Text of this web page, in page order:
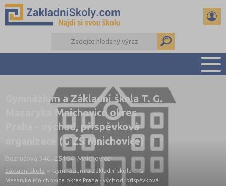
PŘEHLED ŠKOL
PŘIJÍMAČKY NA SŠ
RADY A ČLÁNKY
ČTENÁŘSKÝ DENÍK
DALŠÍ DRUHY ŠKOL
Gymnázium a Základní škola T. G.
Masaryka Mnichovice okres
Praha - východ, příspěvková
organizace (G ZŠ Mnichovice)
Bezručova 346, 25164 Mnichovice
Základní škola > Gymnázium a Základní škola T. G.
Masaryka Mnichovice okres Praha - východ, příspěvková